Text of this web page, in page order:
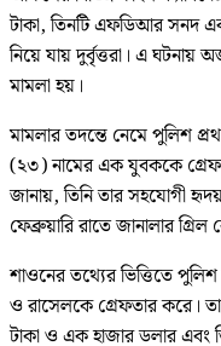
টাকা, তিনটি এফডিআর সনদ
নিয়ে যায় দুর্বৃত্তরা। এ ঘটনায়
মামলা হয়।
মামলার তদন্তে নেমে পুলিশ
(২৩) নামের এক যুবককে
জানায়, তিনি তার সহযোগী
ফেব্রুয়ারি রাতে জানালার
শাওনের তথ্যের ভিত্তিতে
ও রাসেলকে গ্রেফতার করে।
টাকা ও এক হাজার ডলার এবং